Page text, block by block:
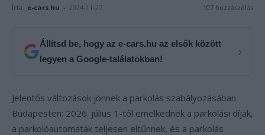
Írta: e-cars.hu - 2024-11-27 107 hozzászólás
Állítsd be, hogy az e-cars.hu az elsők között
legyen a Google-találatokban!
›
Jelentős változások jönnek a parkolás szabályozásában
Budapesten: 2026. július 1-től emelkednek a parkolási díjak,
a parkolóautomaták teljesen eltűnnek, és a parkolás